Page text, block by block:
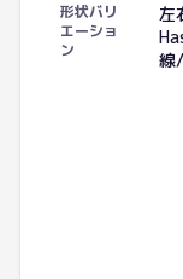
形状バリ
エーショ
ン
左
線